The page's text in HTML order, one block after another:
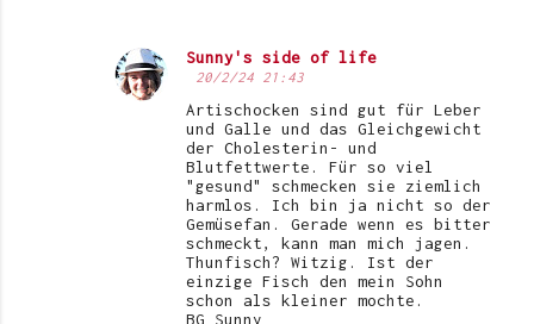
Sunny's side of life
20/2/24 21:43
Artischocken sind gut für Leber
und Galle und das Gleichgewicht
der Cholesterin- und
Blutfettwerte. Für so viel
"gesund" schmecken sie ziemlich
harmlos. Ich bin ja nicht so der
Gemüsefan. Gerade wenn es bitter
schmeckt, kann man mich jagen.
Thunfisch? Witzig. Ist der
einzige Fisch den mein Sohn
schon als kleiner mochte.
BG Sunny